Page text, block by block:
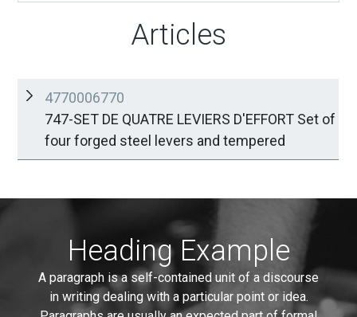
Articles
4770006770
747-SET DE QUATRE LEVIERS D'EFFORT Set of
four forged steel levers and tempered
Heading Example
A paragraph is a self-contained unit of a discourse
in writing dealing with a particular point or idea.